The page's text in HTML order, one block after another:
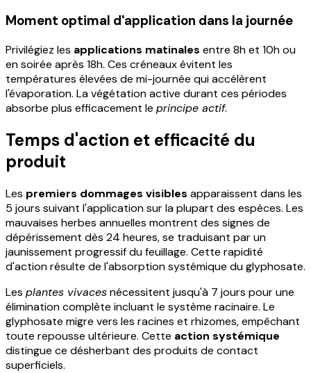
Moment optimal d'application dans la journée
Privilégiez les applications matinales entre 8h et 10h ou
en soirée après 18h. Ces créneaux évitent les
températures élevées de mi-journée qui accélèrent
l'évaporation. La végétation active durant ces périodes
absorbe plus efficacement le principe actif.
Temps d'action et efficacité du
produit
Les premiers dommages visibles apparaissent dans les
5 jours suivant l'application sur la plupart des espèces. Les
mauvaises herbes annuelles montrent des signes de
dépérissement dès 24 heures, se traduisant par un
jaunissement progressif du feuillage. Cette rapidité
d'action résulte de l'absorption systémique du glyphosate.
Les plantes vivacesnécessitent jusqu'à 7 jours pour une
élimination complète incluant le système racinaire. Le
glyphosate migre vers les racines et rhizomes, empêchant
toute repousse ultérieure. Cette action systémique
distingue ce désherbant des produits de contact
superficiels.